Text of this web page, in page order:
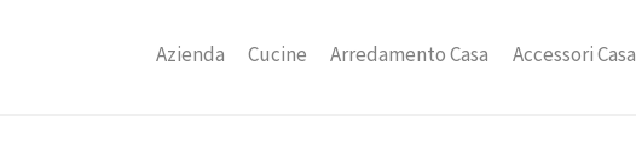
Azienda Cucine Arredamento Casa Accessori Casa